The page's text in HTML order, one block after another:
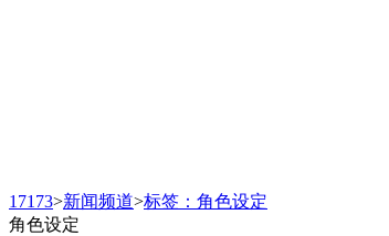
17173>新闻频道>标签：角色设定
角色设定